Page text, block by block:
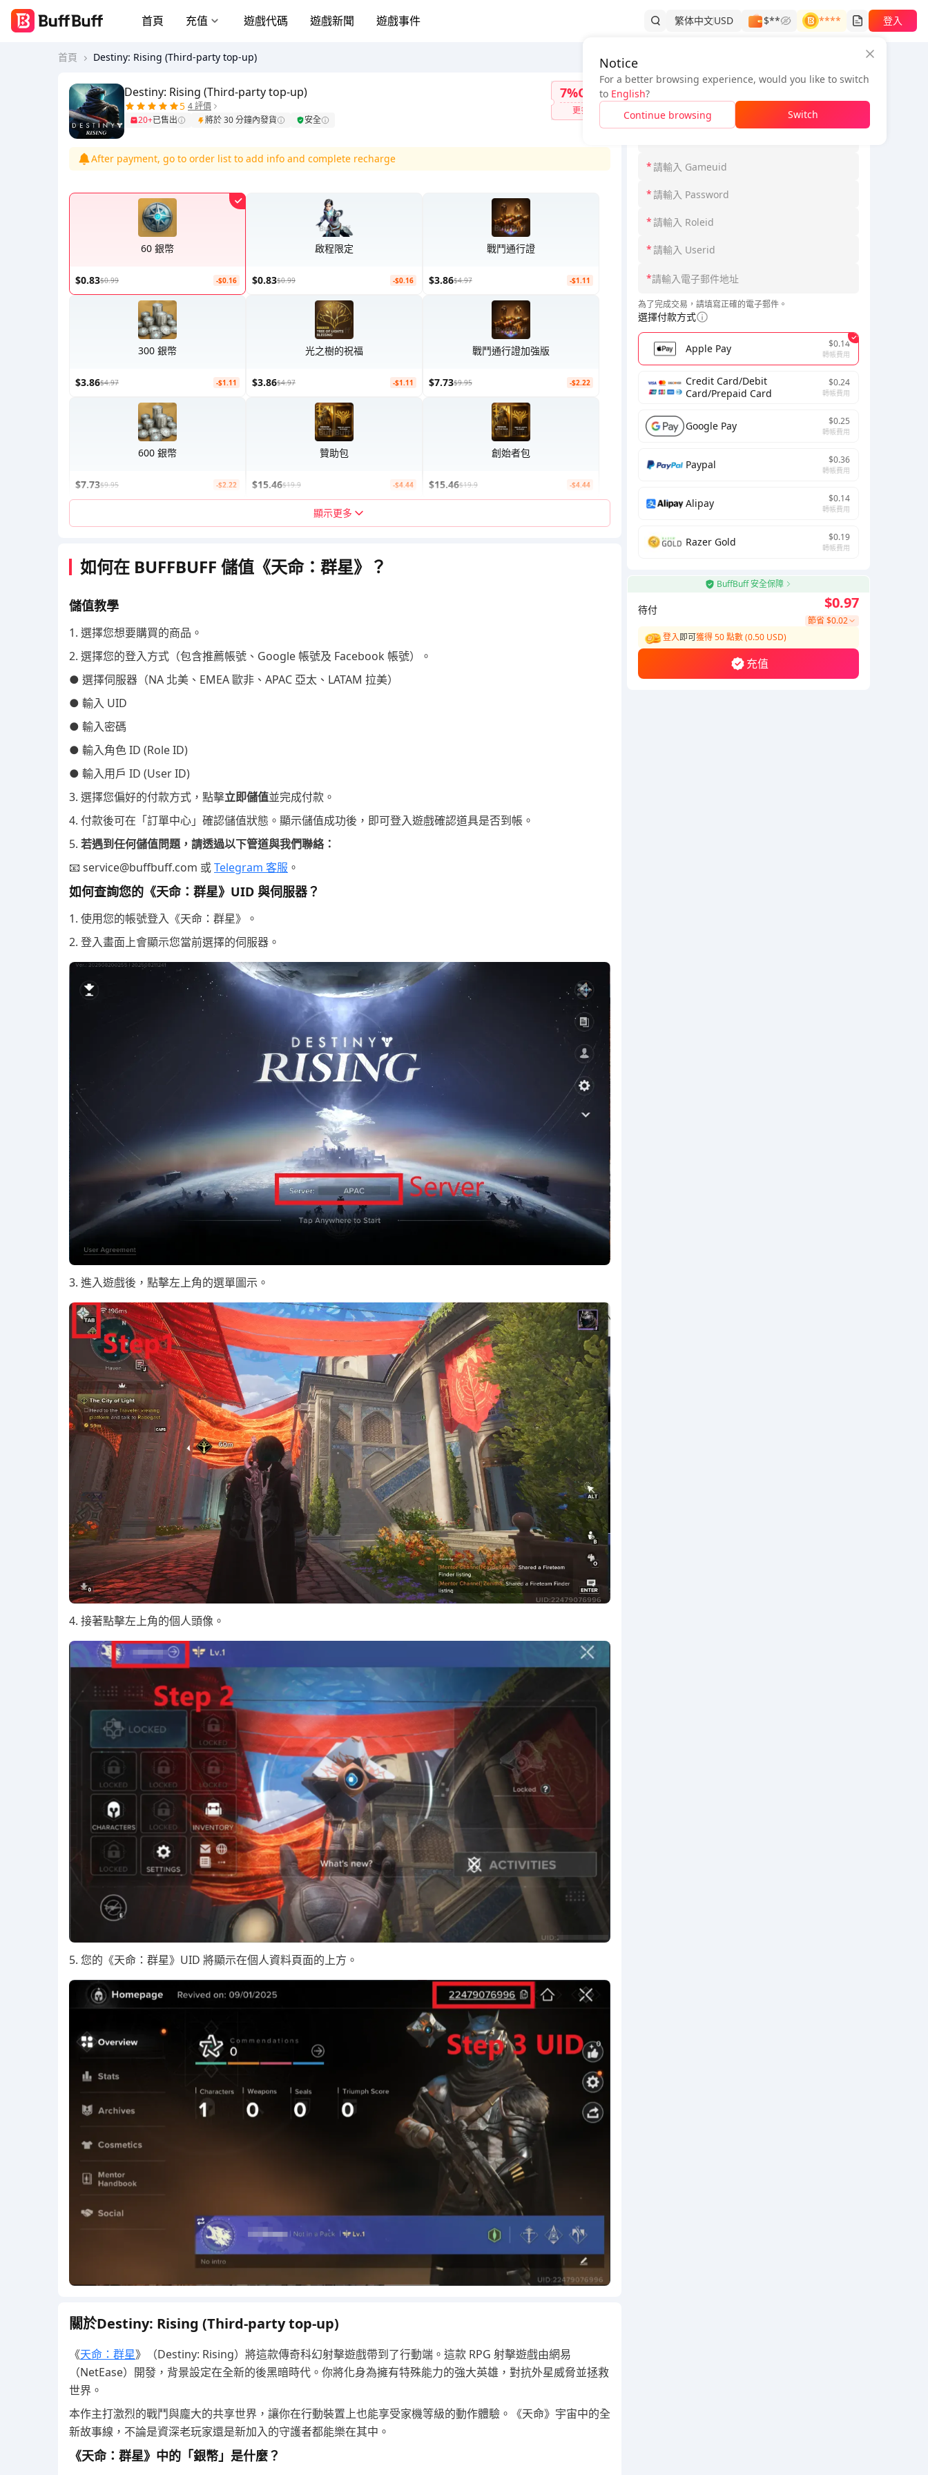
首頁 充值 遊戲代碼 遊戲新聞 遊戲事件 繁体中文USD $** **** 登入
首頁 Destiny: Rising (Third-party top-up)
訂單資訊
*請選擇 Loginmodel
*
*
*
*
*
為了完成交易，請填寫正確的電子郵件。
選擇付款方式
Apple Pay $0.14
轉帳費用
Credit Card/Debit
Card/Prepaid Card
$0.24
轉帳費用
Google Pay $0.25
轉帳費用
Paypal $0.36
轉帳費用
Alipay $0.14
轉帳費用
Razer Gold $0.19
轉帳費用
BuffBuff 安全保障
待付
節省$0.02
$0.97
登入即可獲得 50 點數 (0.50 USD)
充值
Destiny: Rising (Third-party top-up)
5 4 評價
20+已售出 將於 30 分鐘內發貨 安全
7%OFF
更多
After payment, go to order list to add info and complete recharge
60 銀幣
$0.83$0.99 -$0.16
啟程限定
$0.83$0.99 -$0.16
戰鬥通行證
$3.86$4.97 -$1.11
300 銀幣
$3.86$4.97 -$1.11
光之樹的祝福
$3.86$4.97 -$1.11
戰鬥通行證加強版
$7.73$9.95 -$2.22
600 銀幣
$7.73$9.95 -$2.22
贊助包
$15.46$19.9 -$4.44
創始者包
$15.46$19.9 -$4.44
顯示更多
如何在 BUFFBUFF 儲值《天命：群星》？
儲值教學
1. 選擇您想要購買的商品。
2. 選擇您的登入方式（包含推薦帳號、Google 帳號及 Facebook 帳號）。
● 選擇伺服器（NA 北美、EMEA 歐非、APAC 亞太、LATAM 拉美）
● 輸入 UID
● 輸入密碼
● 輸入角色 ID (Role ID)
● 輸入用戶 ID (User ID)
3. 選擇您偏好的付款方式，點擊立即儲值並完成付款。
4. 付款後可在「訂單中心」確認儲值狀態。顯示儲值成功後，即可登入遊戲確認道具是否到帳。
5. 若遇到任何儲值問題，請透過以下管道與我們聯絡：
📧 service@buffbuff.com 或Telegram 客服 。
如何查詢您的《天命：群星》UID 與伺服器？
1. 使用您的帳號登入《天命：群星》。
2. 登入畫面上會顯示您當前選擇的伺服器。
3. 進入遊戲後，點擊左上角的選單圖示。
4. 接著點擊左上角的個人頭像。
5. 您的《天命：群星》UID 將顯示在個人資料頁面的上方。
關於Destiny: Rising (Third-party top-up)
《天命：群星》（Destiny: Rising）將這款傳奇科幻射擊遊戲帶到了行動端。這款 RPG 射擊遊戲由網易
（NetEase）開發，背景設定在全新的後黑暗時代。你將化身為擁有特殊能力的強大英雄，對抗外星威脅並拯救
世界。
本作主打激烈的戰鬥與龐大的共享世界，讓你在行動裝置上也能享受家機等級的動作體驗。《天命》宇宙中的全
新故事線，不論是資深老玩家還是新加入的守護者都能樂在其中。
《天命：群星》中的「銀幣」是什麼？
Notice
For a better browsing experience, would you like to switch
to English?
Continue browsing
Switch